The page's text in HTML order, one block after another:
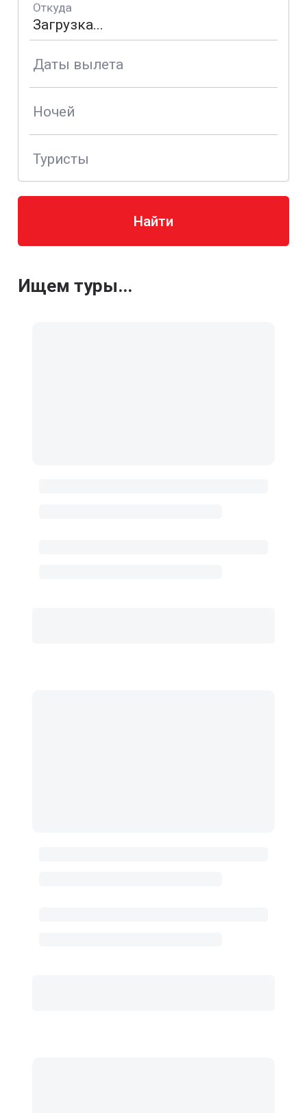
Откуда
Даты вылета
Ночей
Туристы
Найти
Ищем туры...